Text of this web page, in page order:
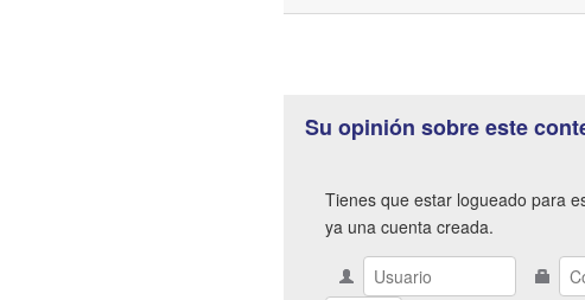
Su opinión sobre este
Tienes que estar logueado para
ya una cuenta creada.